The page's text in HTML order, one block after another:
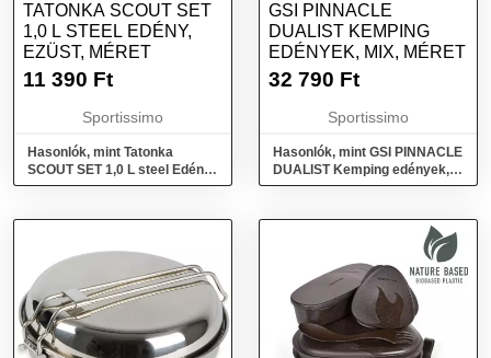
TATONKA SCOUT SET
1,0 L STEEL EDÉNY,
EZÜST, MÉRET
11 390 Ft
Sportissimo
Hasonlók, mint Tatonka
SCOUT SET 1,0 L steel Edény,
ezüst, méret
GSI PINNACLE
DUALIST KEMPING
EDÉNYEK, MIX, MÉRET
32 790 Ft
Sportissimo
Hasonlók, mint GSI PINNACLE
DUALIST Kemping edények,
mix, méret